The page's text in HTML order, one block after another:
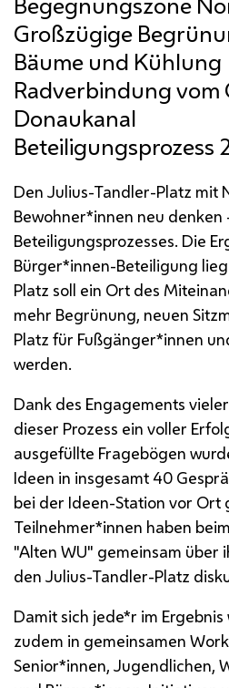
Beteiligungsprozess
Den Julius-Tandler-Platz mit
Bewohner*innen neu denken
Beteiligungsprozesses. Die
Bürger*innen-Beteiligung
Platz soll ein Ort des
mehr Begrünung, neuen
Platz für Fußgänger*innen
werden.
Dank des Engagements
dieser Prozess ein voller
ausgefüllte Fragebögen
Ideen in insgesamt 40
bei der Ideen-Station vor Ort
Teilnehmer*innen haben
"Alten WU" gemeinsam über
den Julius-Tandler-Platz
Damit sich jede*r im
zudem in gemeinsamen
Senior*innen, Jugendlichen,